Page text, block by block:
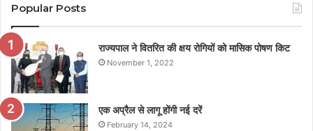
Popular Posts
राज्यपाल ने वितरित की क्षय रोगियों को मासिक पोषण किट
November 1, 2022
एक अप्रैल से लागू होंगी नई दरें
February 14, 2024